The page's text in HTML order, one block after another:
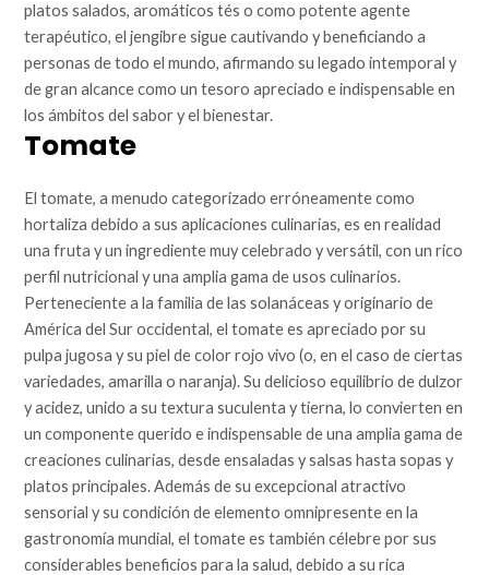
platos salados, aromáticos tés o como potente agente
terapéutico, el jengibre sigue cautivando y beneficiando a
personas de todo el mundo, afirmando su legado intemporal y
de gran alcance como un tesoro apreciado e indispensable en
los ámbitos del sabor y el bienestar.
Tomate
El tomate, a menudo categorizado erróneamente como
hortaliza debido a sus aplicaciones culinarias, es en realidad
una fruta y un ingrediente muy celebrado y versátil, con un rico
perfil nutricional y una amplia gama de usos culinarios.
Perteneciente a la familia de las solanáceas y originario de
América del Sur occidental, el tomate es apreciado por su
pulpa jugosa y su piel de color rojo vivo (o, en el caso de ciertas
variedades, amarilla o naranja). Su delicioso equilibrio de dulzor
y acidez, unido a su textura suculenta y tierna, lo convierten en
un componente querido e indispensable de una amplia gama de
creaciones culinarias, desde ensaladas y salsas hasta sopas y
platos principales. Además de su excepcional atractivo
sensorial y su condición de elemento omnipresente en la
gastronomía mundial, el tomate es también célebre por sus
considerables beneficios para la salud, debido a su rica